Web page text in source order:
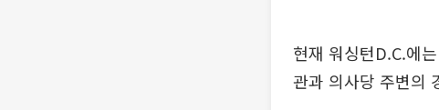
현재 워싱턴D.C.에
관과 의사당 주변의